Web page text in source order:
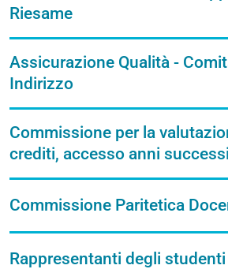
Riesame
Assicurazione Qualità -
Indirizzo
Commissione per la
crediti, accesso anni
Commissione Paritetica
Rappresentanti degli studenti